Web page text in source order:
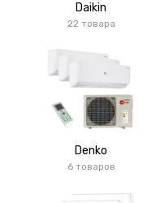
Daikin
22 товара
Denko
6 товаров